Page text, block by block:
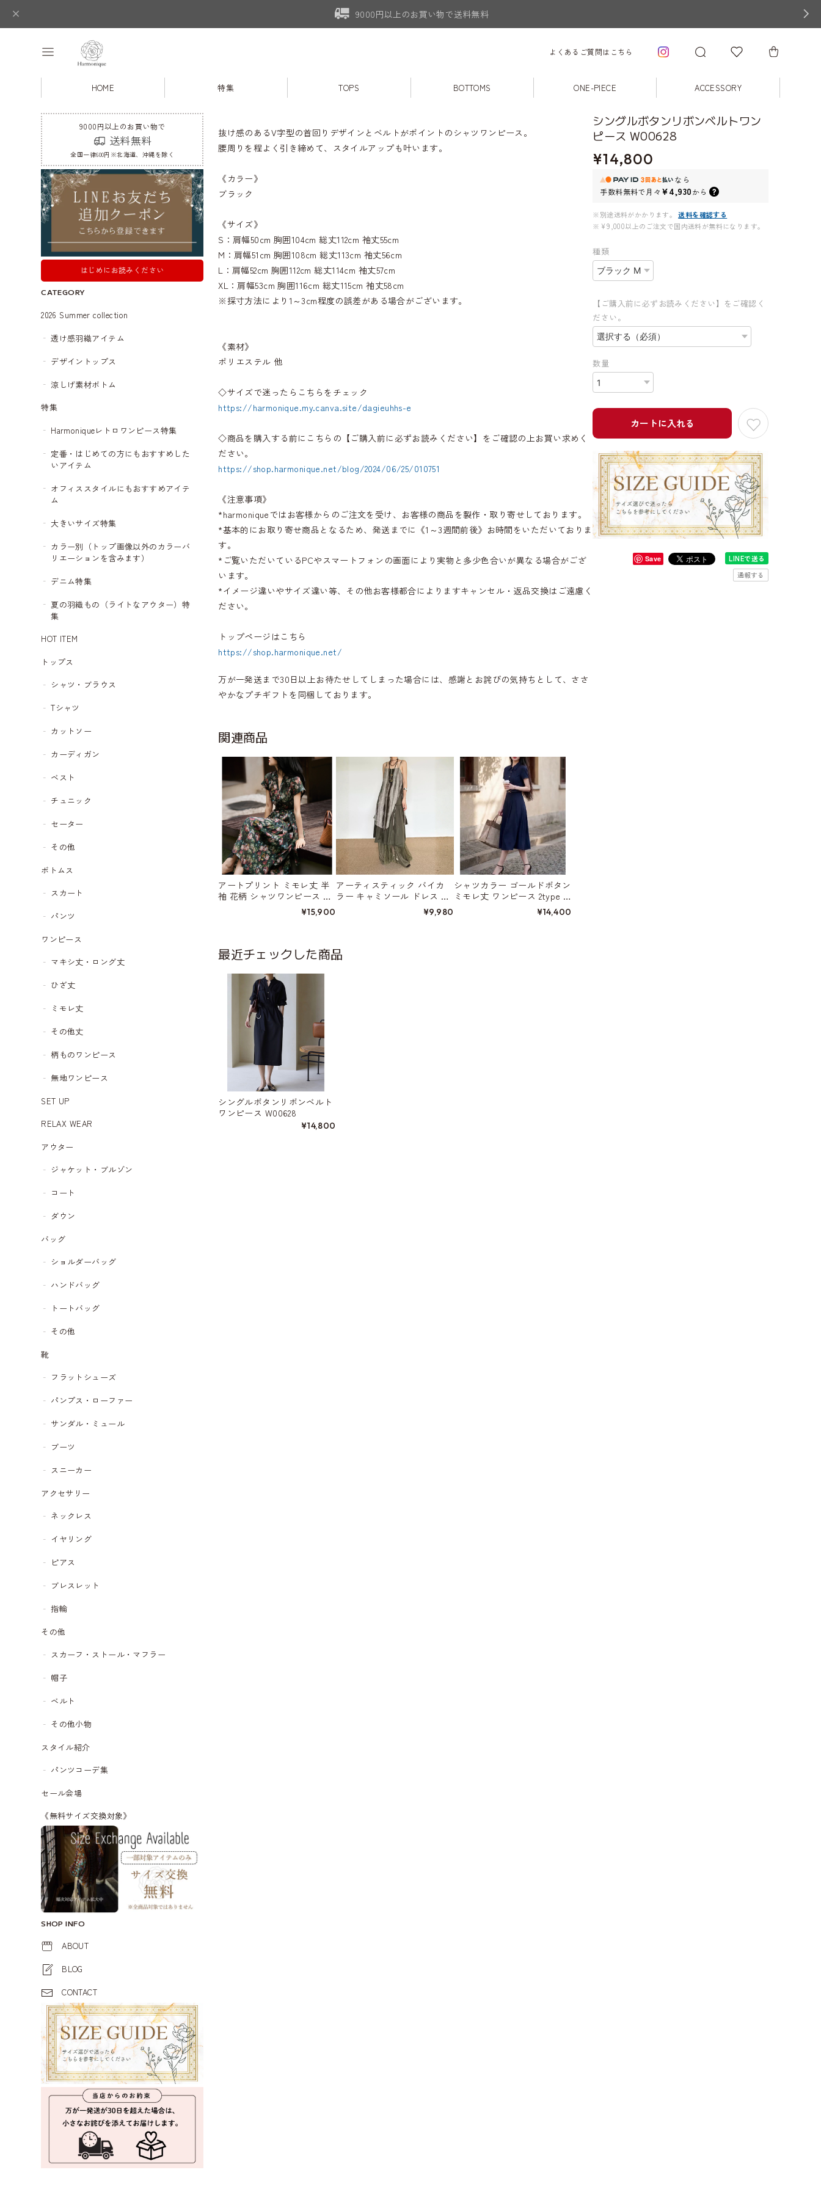
9000円以上のお買い物で送料無料
よくあるご質問はこちら
HOME 特集 TOPS BOTTOMS ONE-PIECE ACCESSORY
9000円以上のお買い物で
送料無料
全国一律600円※北海道、沖縄を除く
はじめにお読みください
CATEGORY
2026 Summer collection
透け感羽織アイテム
デザイントップス
涼しげ素材ボトム
特集
Harmoniqueレトロワンピース特集
定番・はじめての方にもおすすめした
いアイテム
オフィススタイルにもおすすめアイテ
ム
大きいサイズ特集
カラー別（トップ画像以外のカラーバ
リエーションを含みます）
デニム特集
夏の羽織もの（ライトなアウター）特
集
HOT ITEM
トップス
シャツ・ブラウス
Tシャツ
カットソー
カーディガン
ベスト
チュニック
セーター
その他
ボトムス
スカート
パンツ
ワンピース
マキシ丈・ロング丈
ひざ丈
ミモレ丈
その他丈
柄ものワンピース
無地ワンピース
SET UP
RELAX WEAR
アウター
ジャケット・ブルゾン
コート
ダウン
バッグ
ショルダーバッグ
ハンドバッグ
トートバッグ
その他
靴
フラットシューズ
パンプス・ローファー
サンダル・ミュール
ブーツ
スニーカー
アクセサリー
ネックレス
イヤリング
ピアス
ブレスレット
指輪
その他
スカーフ・ストール・マフラー
帽子
ベルト
その他小物
スタイル紹介
パンツコーデ集
セール会場
《無料サイズ交換対象》
SHOP INFO
ABOUT
BLOG
CONTACT
抜け感のあるV字型の首回りデザインとベルトがポイントのシャツワンピース。
腰周りを程よく引き締めて、スタイルアップも叶います。
《カラー》
ブラック
《サイズ》
S：肩幅50cm 胸囲104cm 総丈112cm 袖丈55cm
M：肩幅51cm 胸囲108cm 総丈113cm 袖丈56cm
L：肩幅52cm 胸囲112cm 総丈114cm 袖丈57cm
XL：肩幅53cm 胸囲116cm 総丈115cm 袖丈58cm
※採寸方法により1～3cm程度の誤差がある場合がございます。
《素材》
ポリエステル 他
◇サイズで迷ったらこちらをチェック
https://harmonique.my.canva.site/dagieuhhs-e
◇商品を購入する前にこちらの【ご購入前に必ずお読みください】をご確認の上お買い求めく
ださい。
https://shop.harmonique.net/blog/2024/06/25/010751
《注意事項》
*harmoniqueではお客様からのご注文を受け、お客様の商品を製作・取り寄せしております。
*基本的にお取り寄せ商品となるため、発送までに《1～3週間前後》お時間をいただいておりま
す。
*ご覧いただいているPCやスマートフォンの画面により実物と多少色合いが異なる場合がござ
います。
*イメージ違いやサイズ違い等、その他お客様都合によりますキャンセル・返品交換はご遠慮く
ださい。
トップページはこちら
https://shop.harmonique.net/
シングルボタンリボンベルトワン
ピース W00628
¥14,800
なら
手数料無料で月々 ¥4,930から
※別途送料がかかります。
送料を確認する
※¥9,000以上のご注文で国内送料が無料になります。
種類
【ご購入前に必ずお読みください】をご確認く
ださい。
数量
カートに入れる
Save
LINEで送る
通報する
万が一発送まで30日以上お待たせしてしまった場合には、感謝とお詫びの気持ちとして、ささ
やかなプチギフトを同梱しております。
関連商品
アートプリント ミモレ丈 半
袖 花柄 シャツワンピース W0
¥15,900
アーティスティック バイカ
ラー キャミソール ドレス W0
¥9,980
シャツカラー ゴールドボタン
ミモレ丈 ワンピース 2type W
¥14,400
最近チェックした商品
シングルボタンリボンベルト
ワンピース W00628
¥14,800